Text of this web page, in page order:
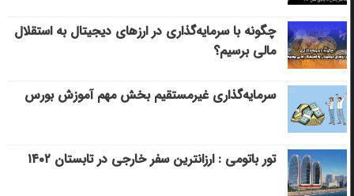
چگونه با سرمایه‌گذاری در ارزهای دیجیتال به استقلال
مالی برسیم؟
سرمایه‌گذاری غیرمستقیم بخش مهم آموزش بورس
تور باتومی : ارزانترین سفر خارجی در تابستان ۱۴۰۲